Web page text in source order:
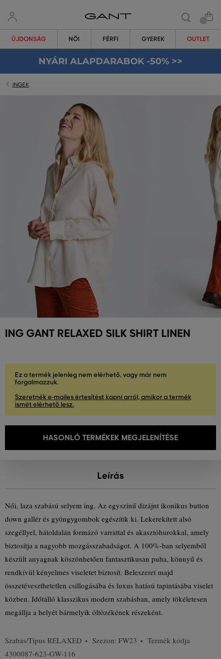
ÚJDONSÁG NŐI FÉRFI GYEREK OUTLET
NYÁRI ALAPDARABOK -50% >>
INGEK
ING GANT RELAXED SILK SHIRT LINEN
Ez a termék jelenleg nem elérhető, vagy már nem
forgalmazzuk.
Szeretnék e-mailes értesítést kapni arról, amikor a termék
ismét elérhető lesz.
HASONLÓ TERMÉKEK MEGJELENÍTÉSE
Leírás
Női, laza szabású selyem ing. Az egyszínű dizájnt ikonikus button
down gallér és gyöngygombok egészítik ki. Lekerekített alsó
szegéllyel, hátoldalán formázó varrattal és akasztóhurokkal, amely
biztosítja a nagyobb mozgásszabadságot. A 100%-ban selyemből
készült anyagnak köszönhetően fantasztikusan puha, könnyű és
rendkívül kényelmes viseletet biztosít. Beleszeret majd
összetéveszthetetlen csillogásába és luxus hatású tapintásába viselet
közben. Időtálló klasszikus modern szabásban, amely tökéletesen
megállja a helyét bármelyik öltözékének részeként.
Szabás/Típus RELAXED Szezon: FW23
Termék kódja
4300087-623-GW-116